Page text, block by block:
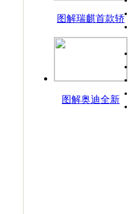
图解瑞麒首款轿
跑
图解奥迪全新